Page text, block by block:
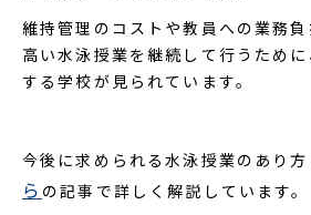
維持管理のコストや教員への業務
高い水泳授業を継続して行うため
する学校が見られています。
今後に求められる水泳授業のあり方
ら の記事で詳しく解説しています。